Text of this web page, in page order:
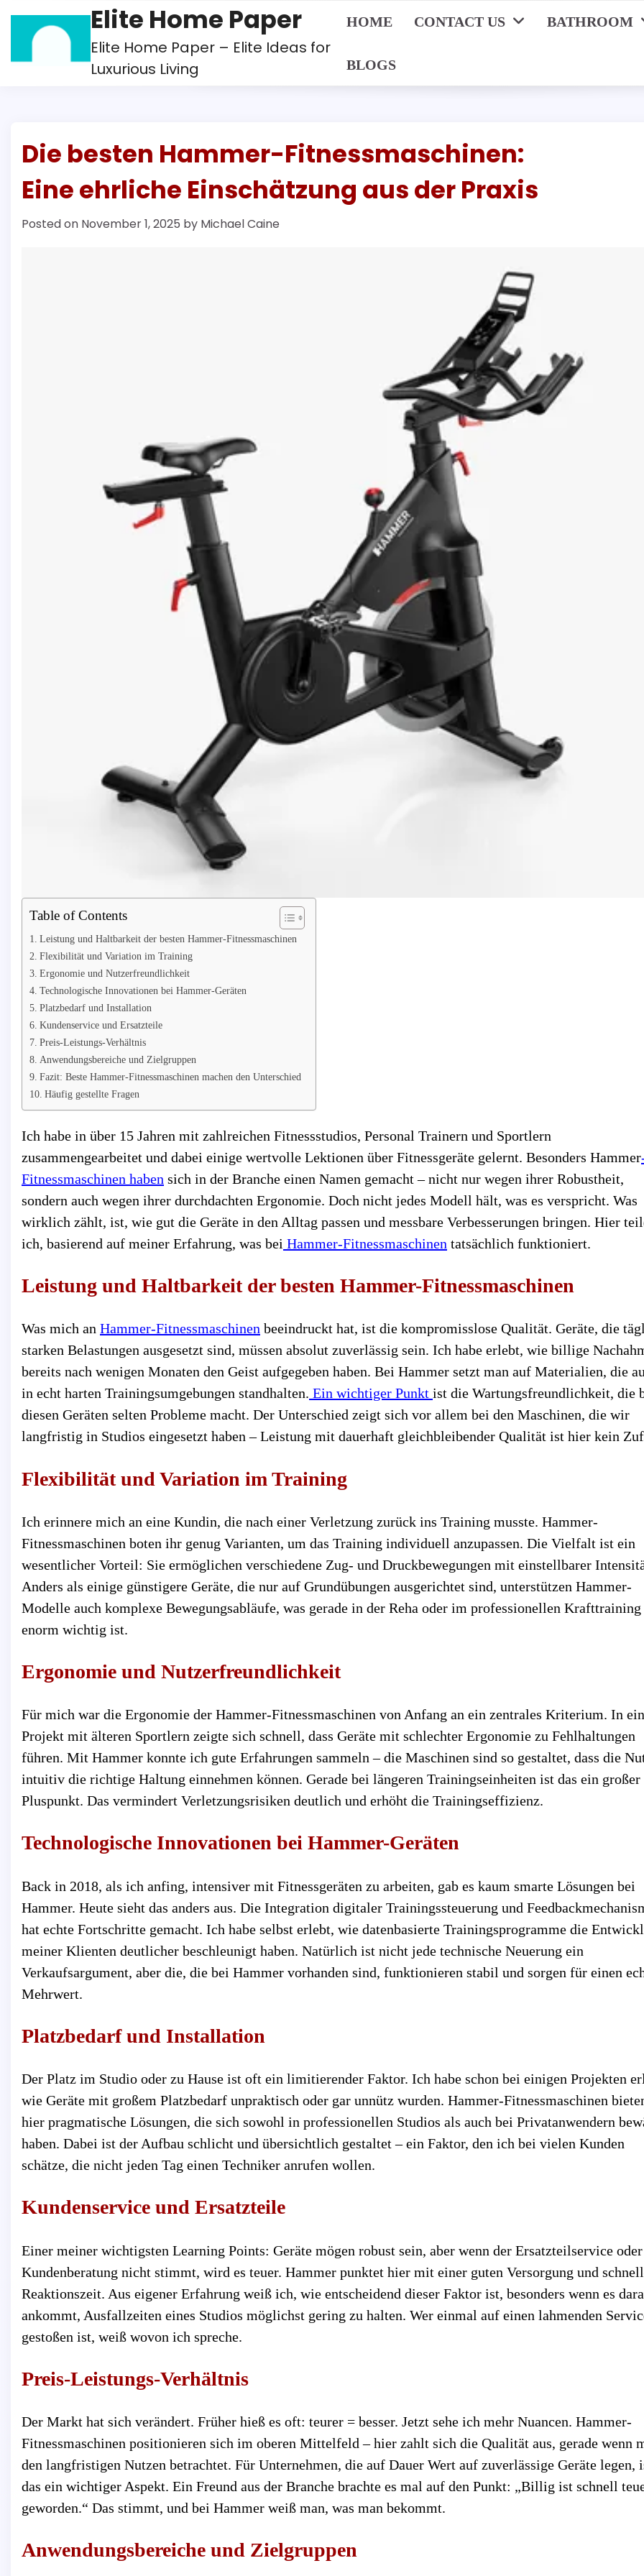
content
Elite Home Paper
Elite Home Paper – Elite Ideas for
Luxurious Living
HOME CONTACT US BATHROOM
BLOGS
Die besten Hammer-Fitnessmaschinen:
Eine ehrliche Einschätzung aus der Praxis
Posted on November 1, 2025 by Michael Caine
Table of Contents
Leistung und Haltbarkeit der besten Hammer-Fitnessmaschinen
Flexibilität und Variation im Training
Ergonomie und Nutzerfreundlichkeit
Technologische Innovationen bei Hammer-Geräten
Platzbedarf und Installation
Kundenservice und Ersatzteile
Preis-Leistungs-Verhältnis
Anwendungsbereiche und Zielgruppen
Fazit: Beste Hammer-Fitnessmaschinen machen den Unterschied
Häufig gestellte Fragen
Ich habe in über 15 Jahren mit zahlreichen Fitnessstudios, Personal Trainern und Sportlern
zusammengearbeitet und dabei einige wertvolle Lektionen über Fitnessgeräte gelernt. Besonders Hammer
Fitnessmaschinen haben sich in der Branche einen Namen gemacht – nicht nur wegen ihrer Robustheit,
sondern auch wegen ihrer durchdachten Ergonomie. Doch nicht jedes Modell hält, was es verspricht. Was
wirklich zählt, ist, wie gut die Geräte in den Alltag passen und messbare Verbesserungen bringen. Hier
ich, basierend auf meiner Erfahrung, was bei Hammer-Fitnessmaschinen tatsächlich funktioniert.
Leistung und Haltbarkeit der besten Hammer-Fitnessmaschinen
Was mich an Hammer-Fitnessmaschinen beeindruckt hat, ist die kompromisslose Qualität. Geräte, die
starken Belastungen ausgesetzt sind, müssen absolut zuverlässig sein. Ich habe erlebt, wie billige
bereits nach wenigen Monaten den Geist aufgegeben haben. Bei Hammer setzt man auf Materialien, die
in echt harten Trainingsumgebungen standhalten. Ein wichtiger Punkt ist die Wartungsfreundlichkeit, die
diesen Geräten selten Probleme macht. Der Unterschied zeigt sich vor allem bei den Maschinen, die wir
langfristig in Studios eingesetzt haben – Leistung mit dauerhaft gleichbleibender Qualität ist hier kein
Flexibilität und Variation im Training
Ich erinnere mich an eine Kundin, die nach einer Verletzung zurück ins Training musste. Hammer-
Fitnessmaschinen boten ihr genug Varianten, um das Training individuell anzupassen. Die Vielfalt ist ein
wesentlicher Vorteil: Sie ermöglichen verschiedene Zug- und Druckbewegungen mit einstellbarer
Anders als einige günstigere Geräte, die nur auf Grundübungen ausgerichtet sind, unterstützen Hammer-
Modelle auch komplexe Bewegungsabläufe, was gerade in der Reha oder im professionellen Krafttraining
enorm wichtig ist.
Ergonomie und Nutzerfreundlichkeit
Für mich war die Ergonomie der Hammer-Fitnessmaschinen von Anfang an ein zentrales Kriterium. In
Projekt mit älteren Sportlern zeigte sich schnell, dass Geräte mit schlechter Ergonomie zu Fehlhaltungen
führen. Mit Hammer konnte ich gute Erfahrungen sammeln – die Maschinen sind so gestaltet, dass die
intuitiv die richtige Haltung einnehmen können. Gerade bei längeren Trainingseinheiten ist das ein großer
Pluspunkt. Das vermindert Verletzungsrisiken deutlich und erhöht die Trainingseffizienz.
Technologische Innovationen bei Hammer-Geräten
Back in 2018, als ich anfing, intensiver mit Fitnessgeräten zu arbeiten, gab es kaum smarte Lösungen bei
Hammer. Heute sieht das anders aus. Die Integration digitaler Trainingssteuerung und
hat echte Fortschritte gemacht. Ich habe selbst erlebt, wie datenbasierte Trainingsprogramme die
meiner Klienten deutlicher beschleunigt haben. Natürlich ist nicht jede technische Neuerung ein
Verkaufsargument, aber die, die bei Hammer vorhanden sind, funktionieren stabil und sorgen für einen
Mehrwert.
Platzbedarf und Installation
Der Platz im Studio oder zu Hause ist oft ein limitierender Faktor. Ich habe schon bei einigen Projekten
wie Geräte mit großem Platzbedarf unpraktisch oder gar unnütz wurden. Hammer-Fitnessmaschinen
hier pragmatische Lösungen, die sich sowohl in professionellen Studios als auch bei Privatanwendern
haben. Dabei ist der Aufbau schlicht und übersichtlich gestaltet – ein Faktor, den ich bei vielen Kunden
schätze, die nicht jeden Tag einen Techniker anrufen wollen.
Kundenservice und Ersatzteile
Einer meiner wichtigsten Learning Points: Geräte mögen robust sein, aber wenn der Ersatzteilservice
Kundenberatung nicht stimmt, wird es teuer. Hammer punktet hier mit einer guten Versorgung und
Reaktionszeit. Aus eigener Erfahrung weiß ich, wie entscheidend dieser Faktor ist, besonders wenn es
ankommt, Ausfallzeiten eines Studios möglichst gering zu halten. Wer einmal auf einen lahmenden
gestoßen ist, weiß wovon ich spreche.
Preis-Leistungs-Verhältnis
Der Markt hat sich verändert. Früher hieß es oft: teurer = besser. Jetzt sehe ich mehr Nuancen. Hammer-
Fitnessmaschinen positionieren sich im oberen Mittelfeld – hier zahlt sich die Qualität aus, gerade wenn
den langfristigen Nutzen betrachtet. Für Unternehmen, die auf Dauer Wert auf zuverlässige Geräte legen,
das ein wichtiger Aspekt. Ein Freund aus der Branche brachte es mal auf den Punkt: „Billig ist schnell
geworden.“ Das stimmt, und bei Hammer weiß man, was man bekommt.
Anwendungsbereiche und Zielgruppen